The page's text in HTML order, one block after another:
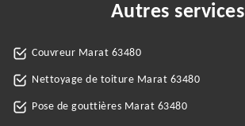
Autres services
Couvreur Marat 63480
Nettoyage de toiture Marat 63480
Pose de gouttières Marat 63480